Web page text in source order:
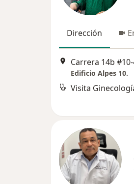
Dirección
Carrera 14b
Edificio Alpes 10.
Visita